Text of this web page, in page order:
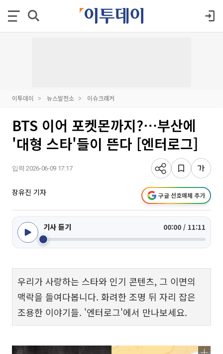
이투데이 뉴스발전소 이슈크래커
BTS 이어 포켓몬까지?⋯부산에
'대형 스타'들이 뜬다 [엔터로그]
입력 2026-06-09 17:17
장유진 기자 구글 선호매체 추가
기사 듣기 00:00 / 11:11
우리가 사랑하는 스타와 인기 콘텐츠, 그 이면의
맥락을 들여다봅니다. 화려한 조명 뒤 자리 잡은
조용한 이야기들. '엔터로그'에서 만나보세요.